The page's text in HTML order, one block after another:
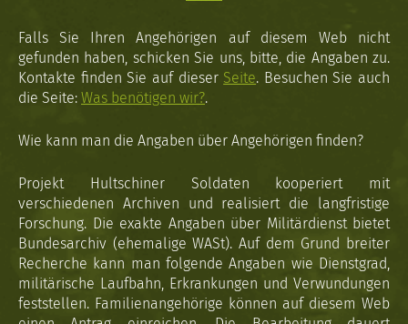
Falls Sie Ihren Angehörigen auf diesem Web nicht
gefunden haben, schicken Sie uns, bitte, die Angaben zu.
Kontakte finden Sie auf dieser Seite. Besuchen Sie auch
die Seite: Was benötigen wir?.
Wie kann man die Angaben über Angehörigen finden?
Projekt Hultschiner Soldaten kooperiert mit
verschiedenen Archiven und realisiert die langfristige
Forschung. Die exakte Angaben über Militärdienst bietet
Bundesarchiv (ehemalige WASt). Auf dem Grund breiter
Recherche kann man folgende Angaben wie Dienstgrad,
militärische Laufbahn, Erkrankungen und Verwundungen
feststellen. Familienangehörige können auf diesem Web